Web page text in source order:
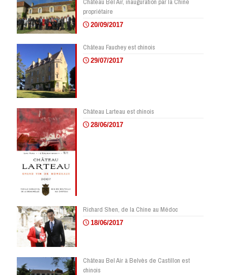
Château Bel Air, inauguration par la Chine
propriétaire
20/09/2017
Château Fauchey est chinois
29/07/2017
Château Larteau est chinois
28/06/2017
Richard Shen, de la Chine au Médoc
18/06/2017
Château Bel Air à Belvès de Castillon est
chinois